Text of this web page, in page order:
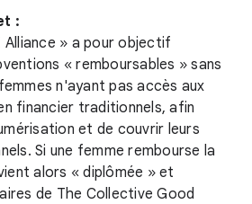
:
Alliance » a pour objectif
« remboursables » sans
n'ayant pas accès aux
financier traditionnels, afin
et de couvrir leurs
Si une femme rembourse la
alors « diplômée » et
de The Collective Good